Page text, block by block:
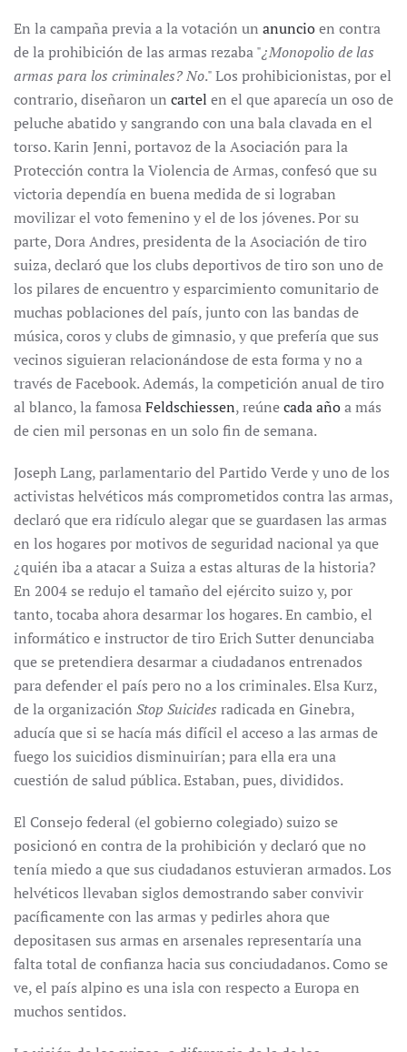
En la campaña previa a la votación un anuncioen contra
de la prohibición de las armas rezaba "¿Monopolio de las
armas para los criminales? No." Los prohibicionistas, por el
contrario, diseñaron un cartel en el que aparecía un oso de
peluche abatido y sangrando con una bala clavada en el
torso. Karin Jenni, portavoz de la Asociación para la
Protección contra la Violencia de Armas, confesó que su
victoria dependía en buena medida de si lograban
movilizar el voto femenino y el de los jóvenes. Por su
parte, Dora Andres, presidenta de la Asociación de tiro
suiza, declaró que los clubs deportivos de tiro son uno de
los pilares de encuentro y esparcimiento comunitario de
muchas poblaciones del país, junto con las bandas de
música, coros y clubs de gimnasio, y que prefería que sus
vecinos siguieran relacionándose de esta forma y no a
través de Facebook. Además, la competición anual de tiro
al blanco, la famosaFeldschiessen, reúnecada añoa más
de cien mil personas en un solo fin de semana.
Joseph Lang, parlamentario del Partido Verde y uno de los
activistas helvéticos más comprometidos contra las armas,
declaró que era ridículo alegar que se guardasen las armas
en los hogares por motivos de seguridad nacional ya que
¿quién iba a atacar a Suiza a estas alturas de la historia?
En 2004 se redujo el tamaño del ejército suizo y, por
tanto, tocaba ahora desarmar los hogares. En cambio, el
informático e instructor de tiro Erich Sutter denunciaba
que se pretendiera desarmar a ciudadanos entrenados
para defender el país pero no a los criminales. Elsa Kurz,
de la organización Stop Suicides radicada en Ginebra,
aducía que si se hacía más difícil el acceso a las armas de
fuego los suicidios disminuirían; para ella era una
cuestión de salud pública. Estaban, pues, divididos.
El Consejo federal (el gobierno colegiado) suizo se
posicionó en contra de la prohibición y declaró que no
tenía miedo a que sus ciudadanos estuvieran armados. Los
helvéticos llevaban siglos demostrando saber convivir
pacíficamente con las armas y pedirles ahora que
depositasen sus armas en arsenales representaría una
falta total de confianza hacia sus conciudadanos. Como se
ve, el país alpino es una isla con respecto a Europa en
muchos sentidos.